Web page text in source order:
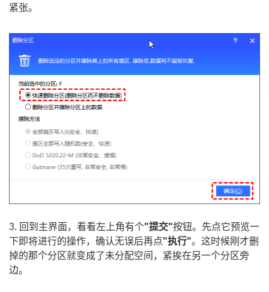
紧张。
3. 回到主界面，看看左上角有个"提交"按钮。先点它预览一
下即将进行的操作，确认无误后再点"执行"。这时候刚才删
掉的那个分区就变成了未分配空间，紧挨在另一个分区旁
边。